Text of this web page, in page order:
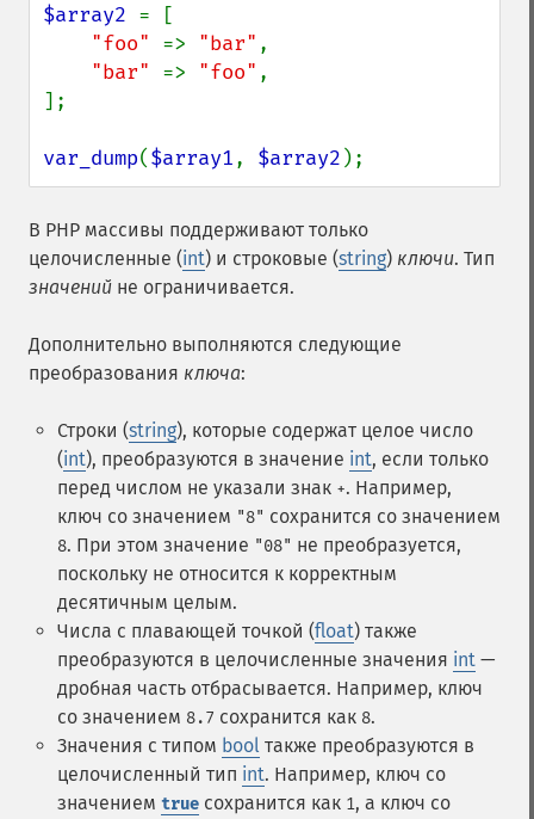
$array2 = [
"foo" => "bar" ,
"bar" => "foo" ,
];
var_dump($array1, $array2 );
В PHP массивы поддерживают только
целочисленные (int) и строковые (string) ключи. Тип
значений не ограничивается.
Дополнительно выполняются следующие
преобразования ключа:
Строки (string), которые содержат целое число
(int), преобразуются в значение int, если только
перед числом не указали знак +. Например,
ключ со значением "8" сохранится со значением
8. При этом значение "08" не преобразуется,
поскольку не относится к корректным
десятичным целым.
Числа с плавающей точкой (float) также
преобразуются в целочисленные значения int —
дробная часть отбрасывается. Например, ключ
со значением 8.7 сохранится как 8.
Значения с типом bool также преобразуются в
целочисленный тип int. Например, ключ со
значением true сохранится как 1, а ключ со